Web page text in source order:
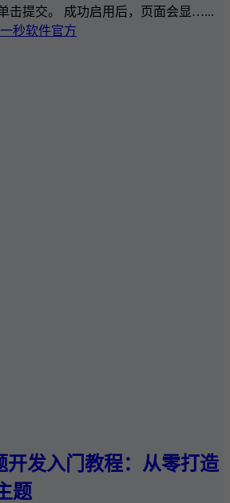
击提交。 成功启用后，页面会显…...
一秒软件官方
开发入门教程：从零打造
题